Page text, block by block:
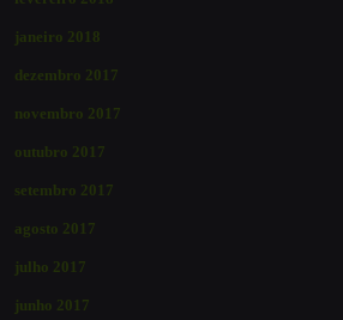
janeiro 2018
dezembro 2017
novembro 2017
outubro 2017
setembro 2017
agosto 2017
julho 2017
junho 2017